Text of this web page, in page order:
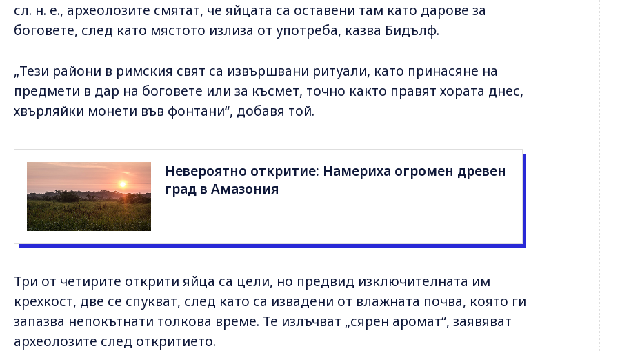
сл. н. е., археолозите смятат, че яйцата са оставени там като дарове за
боговете, след като мястото излиза от употреба, казва Бидълф.
„Тези райони в римския свят са извършвани ритуали, като принасяне на
предмети в дар на боговете или за късмет, точно както правят хората днес,
хвърляйки монети във фонтани“, добавя той.
Невероятно откритие: Намериха огромен древен
град в Амазония
Три от четирите открити яйца са цели, но предвид изключителната им
крехкост, две се спукват, след като са извадени от влажната почва, която ги
запазва непокътнати толкова време. Те излъчват „сярен аромат“, заявяват
археолозите след откритието.